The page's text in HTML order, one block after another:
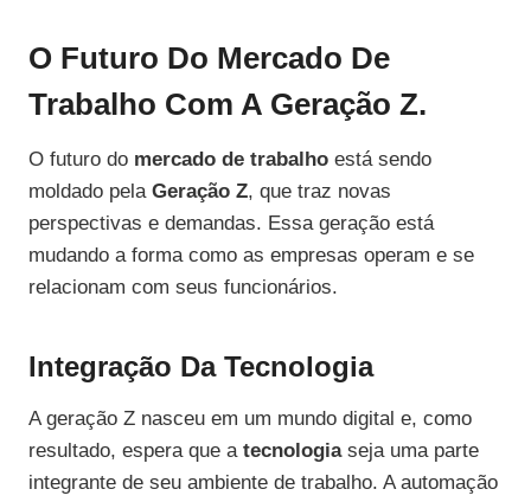
O Futuro Do Mercado De
Trabalho Com A Geração Z.
O futuro do mercado de trabalho está sendo
moldado pela Geração Z, que traz novas
perspectivas e demandas. Essa geração está
mudando a forma como as empresas operam e se
relacionam com seus funcionários.
Integração Da Tecnologia
A geração Z nasceu em um mundo digital e, como
resultado, espera que a tecnologiaseja uma parte
integrante de seu ambiente de trabalho. A automação